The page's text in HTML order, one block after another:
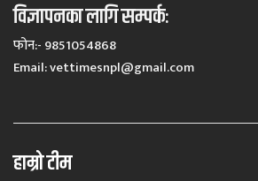
विज्ञापनका लागि सम्पर्कः
फोन:- 9851054868
Email:vettimesnpl@gmail.com
हाम्रो टीम